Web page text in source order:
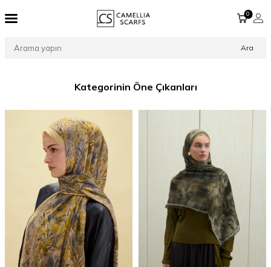
Ara
0
Kategorinin Öne Çıkanları